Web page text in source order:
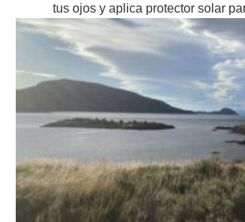
tus ojos y aplica protector solar